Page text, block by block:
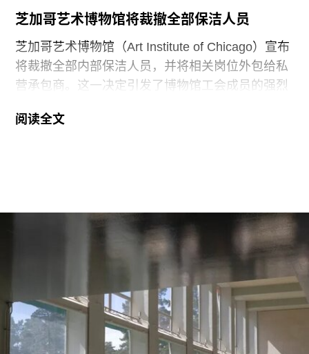
化区还包括阿布扎比卢浮宫（Louvre Abu
芝加哥艺术博物馆将裁撤全部保洁人员
芝加哥艺术博物馆（Art Institute of Chicago）宣布
将裁撤全部内部保洁人员，并将相关岗位外包给私
营承包商。这一决定引发了博物馆工会成员的强烈
年。这批员工的最后工作日为8月14日。馆方表
示，这些员工可向即将接手的私营承包商重新申请
工会成员要求博物馆撤销这一决定，并发起请愿活
动，要求恢复保洁员工的职位。AICWU表示，截至
7月21日，请愿书已获得超过1900个签名。芝加哥
艺术学院一位发言人在接受《芝加哥太阳时报》采
阅读全文